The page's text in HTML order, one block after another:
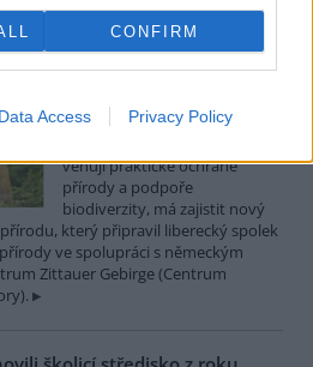
CONFIRM
Data Access Privacy Policy
chtějí víc
přírody
Větší spolupráci organizací,
věnují praktické ochraně
přírody a podpoře
biodiverzity, má zajistit nový
který připravil liberecký spolek
ve spolupráci s německým
Zittauer Gebirge (Centrum